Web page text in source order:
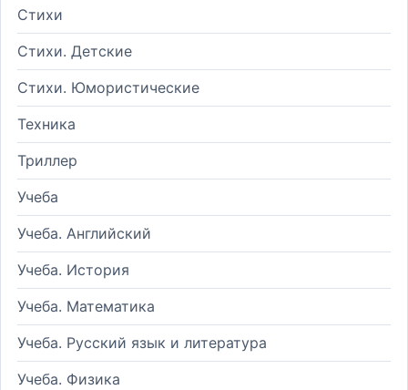
Стихи
Стихи. Детские
Стихи. Юмористические
Техника
Триллер
Учеба
Учеба. Английский
Учеба. История
Учеба. Математика
Учеба. Русский язык и литература
Учеба. Физика